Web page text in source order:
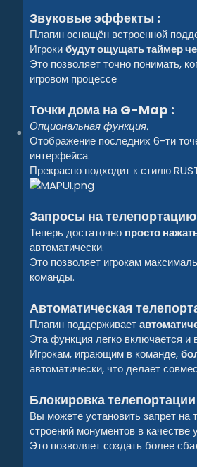
Звуковые эффекты :
Плагин оснащён встроенной
Игрокибудут ощущать таймер
Это позволяет точно понимать,
игровом процессе
Точки дома на G-Map :
Опциональная функция.
Отображение последних 6-ти
интерфейса.
Прекрасно подходит к стилю
Запросы на
Теперь достаточно просто
автоматически.
Это позволяет игрокам
команды.
Автоматическая
Плагин поддерживает
Эта функция легко включается
Игрокам, играющим в команде,
автоматически, что делает
Блокировка
Вы можете установить запрет на
строений монументов в качестве
Это позволяет создать более